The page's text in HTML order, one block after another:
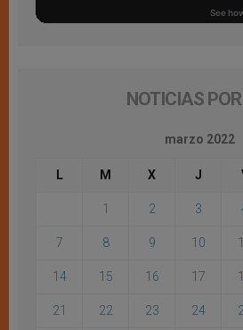
NOTICIAS
marzo 2022
L M X J
1 2 3
7 8 9 10
14 15 16 17
21 22 23 24